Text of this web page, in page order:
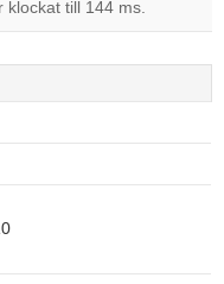
klockat till 144 ms.